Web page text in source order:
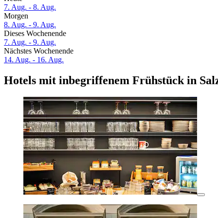
7. Aug. - 8. Aug.
Morgen
8. Aug. - 9. Aug.
Dieses Wochenende
7. Aug. - 9. Aug.
Nächstes Wochenende
14. Aug. - 16. Aug.
Hotels mit inbegriffenem Frühstück in